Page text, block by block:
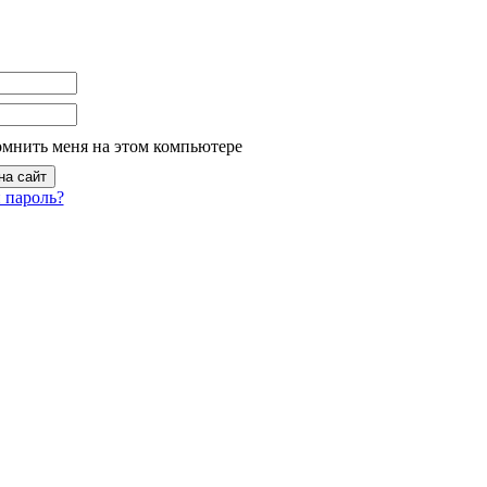
меня на этом компьютере